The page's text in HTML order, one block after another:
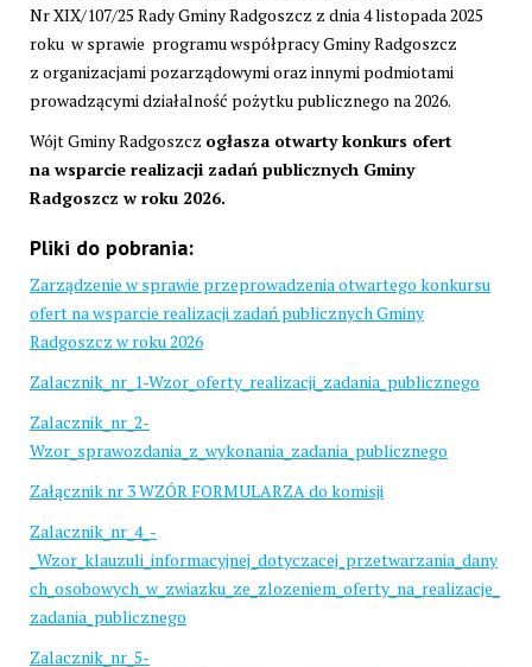
Nr XIX/107/25 Rady Gminy Radgoszcz z dnia 4 listopada 2025
roku w sprawie programu współpracy Gminy Radgoszcz
z organizacjami pozarządowymi oraz innymi podmiotami
prowadzącymi działalność pożytku publicznego na 2026.
Wójt Gminy Radgoszcz ogłasza otwarty konkurs ofert
na wsparcie realizacji zadań publicznych Gminy
Radgoszcz w roku 2026.
Pliki do pobrania:
Zarządzenie w sprawie przeprowadzenia otwartego konkursu
ofert na wsparcie realizacji zadań publicznych Gminy
Radgoszcz w roku 2026
Zalacznik_nr_1-Wzor_oferty_realizacji_zadania_publicznego
Zalacznik_nr_2-
Wzor_sprawozdania_z_wykonania_zadania_publicznego
Załącznik nr 3 WZÓR FORMULARZA do komisji
Zalacznik_nr_4_-
_Wzor_klauzuli_informacyjnej_dotyczacej_przetwarzania_dany
ch_osobowych_w_zwiazku_ze_zlozeniem_oferty_na_realizacje_
zadania_publicznego
Zalacznik_nr_5-